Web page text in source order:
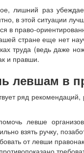
лишний раз
в этой ситуации
в право-
стране еще нет
труда (ведь даже
и правши.
левшам в
ряд
левше
взять ручку,
от левши